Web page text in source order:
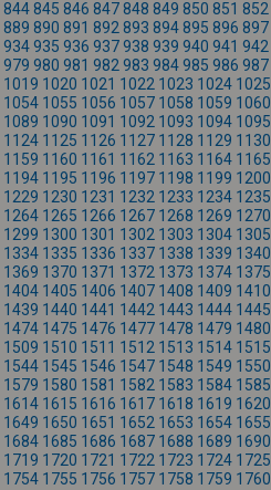
844845 846 847848 849 850 851 852
889 890 891 892 893 894895 896 897
934935 936 937938 939 940 941 942
979 980 981 982 983 984985 986 987
1019 1020 1021 1022 1023 1024 1025
1054 1055 1056 1057 1058 1059 1060
1089 1090 1091 1092 1093 1094 1095
1124 1125 1126 1127 1128 1129 1130
1159 1160 1161 1162 1163 1164 1165
1194 1195 1196 1197 1198 1199 1200
1229 1230 1231 1232 1233 1234 1235
1264 1265 1266 1267 1268 1269 1270
1299 1300 1301 1302 1303 1304 1305
1334 1335 1336 1337 1338 1339 1340
1369 1370 1371 1372 1373 1374 1375
1404 1405 1406 1407 1408 1409 1410
1439 1440 1441 1442 1443 1444 1445
1474 1475 1476 1477 1478 1479 1480
1509 1510 1511 1512 1513 1514 1515
1544 1545 1546 1547 1548 1549 1550
1579 1580 1581 1582 1583 1584 1585
1614 1615 1616 1617 1618 1619 1620
1649 1650 1651 1652 1653 1654 1655
1684 1685 1686 1687 1688 1689 1690
1719 1720 1721 1722 1723 1724 1725
1754 1755 1756 1757 1758 1759 1760